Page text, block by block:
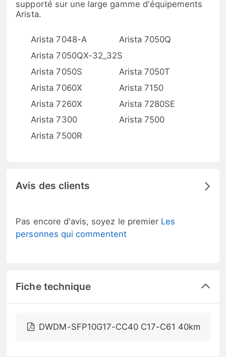
supporté sur une large gamme d'équipements
Arista.
Arista 7048-A
Arista 7050Q
Arista 7050QX-32_32S
Arista 7050S
Arista 7050T
Arista 7060X
Arista 7150
Arista 7260X
Arista 7280SE
Arista 7300
Arista 7500
Arista 7500R
Avis des clients
Pas encore d'avis, soyez le premier Les
personnes qui commentent
Fiche technique
DWDM-SFP10G17-CC40 C17-C61 40km